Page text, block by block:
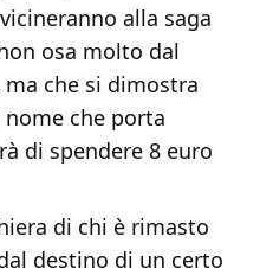
alla saga
osa molto dal
che si dimostra
che porta
di spendere 8 euro
di chi è rimasto
destino di un certo